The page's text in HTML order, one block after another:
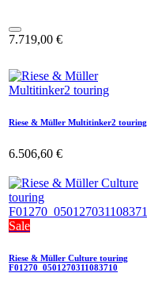
7.719,00 €
Riese & Müller Multitinker2 touring
6.506,60 €
Sale
Riese & Müller Culture touring
F01270_0501270311083710